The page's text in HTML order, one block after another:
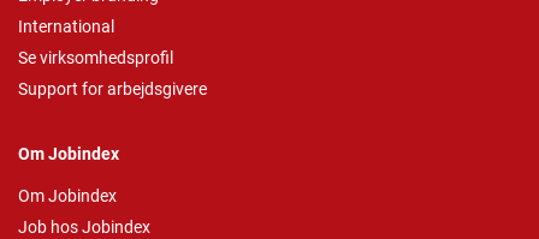
International
Se virksomhedsprofil
Support for arbejdsgivere
Om Jobindex
Om Jobindex
Job hos Jobindex